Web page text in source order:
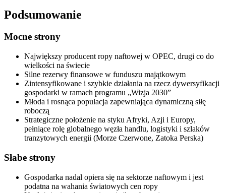
Podsumowanie
Mocne strony
Największy producent ropy naftowej w OPEC, drugi co do
wielkości na świecie
Silne rezerwy finansowe w funduszu majątkowym
Zintensyfikowane i szybkie działania na rzecz dywersyfikacji
gospodarki w ramach programu „Wizja 2030”
Młoda i rosnąca populacja zapewniająca dynamiczną siłę
roboczą
Strategiczne położenie na styku Afryki, Azji i Europy,
pełniące rolę globalnego węzła handlu, logistyki i szlaków
tranzytowych energii (Morze Czerwone, Zatoka Perska)
Słabe strony
Gospodarka nadal opiera się na sektorze naftowym i jest
podatna na wahania światowych cen ropy